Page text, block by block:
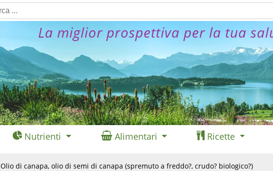
La miglior prospettiva per la tua
Nutrienti Alimentari Ricette
Olio di canapa, olio di semi di canapa (spremuto a freddo?, crudo? biologico?)